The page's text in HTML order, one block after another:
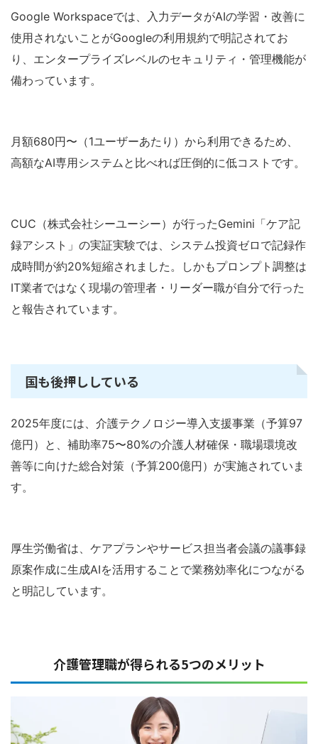
Google Workspaceでは、入力データがAIの学習・改善に
使用されないことがGoogleの利用規約で明記されてお
り、エンタープライズレベルのセキュリティ・管理機能が
備わっています。
月額680円〜（1ユーザーあたり）から利用できるため、
高額なAI専用システムと比べれば圧倒的に低コストです。
CUC（株式会社シーユーシー）が行ったGemini「ケア記
録アシスト」の実証実験では、システム投資ゼロで記録作
成時間が約20%短縮されました。しかもプロンプト調整は
IT業者ではなく現場の管理者・リーダー職が自分で行った
と報告されています。
国も後押ししている
2025年度には、介護テクノロジー導入支援事業（予算97
億円）と、補助率75〜80%の介護人材確保・職場環境改
善等に向けた総合対策（予算200億円）が実施されていま
す。
厚生労働省は、ケアプランやサービス担当者会議の議事録
原案作成に生成AIを活用することで業務効率化につながる
と明記しています。
介護管理職が得られる5つのメリット